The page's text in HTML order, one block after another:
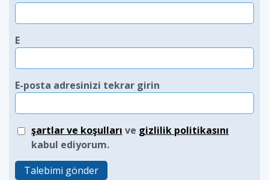
E
E-posta adresinizi tekrar girin
şartlar ve koşulları ve gizlilik politikasını
kabul ediyorum.
Talebimi gönder